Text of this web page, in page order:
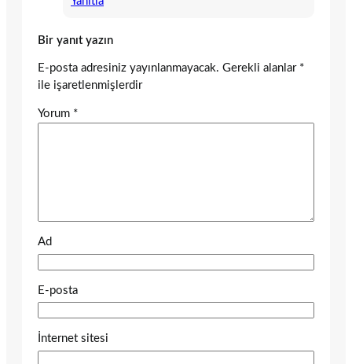
Bir yanıt yazın
E-posta adresiniz yayınlanmayacak. Gerekli alanlar *
ile işaretlenmişlerdir
Yorum *
Ad
E-posta
İnternet sitesi